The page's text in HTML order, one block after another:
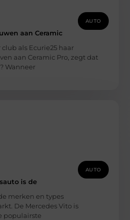
AUTO
aan Ceramic
als Ecurie25 haar
aan Ceramic Pro, zegt dat
Wanneer
AUTO
is de
merken en types
De Mercedes Vito is
populairste